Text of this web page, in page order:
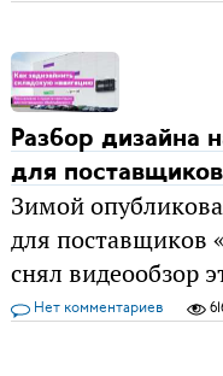
Разбор дизайна
для
Зимой
для поставщиков
снял видеообзор
Нет комментариев